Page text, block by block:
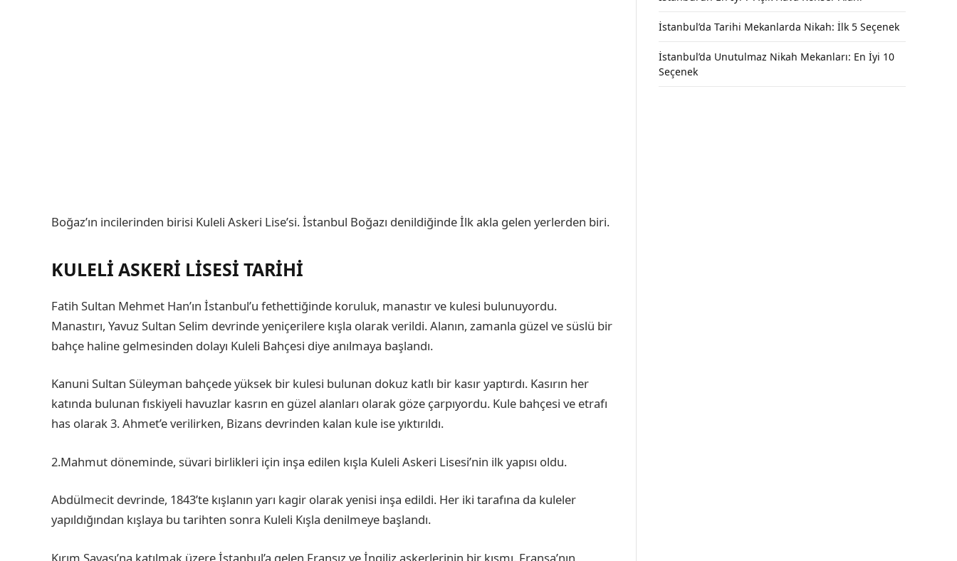
Boğaz’ın incilerinden birisi Kuleli Askeri Lise’si. İstanbul Boğazı denildiğinde İlk akla gelen yerlerden biri.
KULELI ASKERI LISESI TARIHI
Fatih Sultan Mehmet Han’ın İstanbul’u fethettiğinde koruluk, manastır ve kulesi bulunuyordu.
Manastırı, Yavuz Sultan Selim devrinde yeniçerilere kışla olarak verildi. Alanın, zamanla güzel ve süslü bir
bahçe haline gelmesinden dolayı Kuleli Bahçesi diye anılmaya başlandı.
Kanuni Sultan Süleyman bahçede yüksek bir kulesi bulunan dokuz katlı bir kasır yaptırdı. Kasırın her
katında bulunan fıskiyeli havuzlar kasrın en güzel alanları olarak göze çarpıyordu. Kule bahçesi ve etrafı
has olarak 3. Ahmet’e verilirken, Bizans devrinden kalan kule ise yıktırıldı.
2.Mahmut döneminde, süvari birlikleri için inşa edilen kışla Kuleli Askeri Lisesi’nin ilk yapısı oldu.
Abdülmecit devrinde, 1843’te kışlanın yarı kagir olarak yenisi inşa edildi. Her iki tarafına da kuleler
yapıldığından kışlaya bu tarihten sonra Kuleli Kışla denilmeye başlandı.
Kırım Savaşı’na katılmak üzere İstanbul’a gelen Fransız ve İngiliz askerlerinin bir kısmı, Fransa’nın
İstanbul’da Tarihi Mekanlarda Nikah: İlk 5 Seçenek
İstanbul’da Unutulmaz Nikah Mekanları: En İyi 10
Seçenek